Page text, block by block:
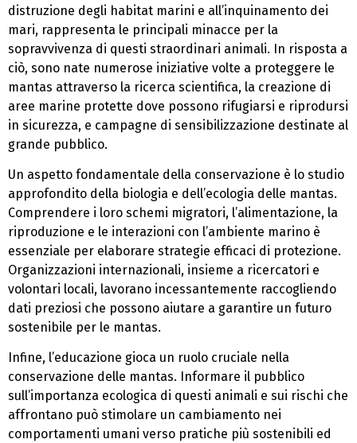
distruzione degli habitat marini e all’inquinamento dei
mari, rappresenta le principali minacce per la
sopravvivenza di questi straordinari animali. In risposta a
ciò, sono nate numerose iniziative volte a proteggere le
mantas attraverso la ricerca scientifica, la creazione di
aree marine protette dove possono rifugiarsi e riprodursi
in sicurezza, e campagne di sensibilizzazione destinate al
grande pubblico.
Un aspetto fondamentale della conservazione è lo studio
approfondito della biologia e dell’ecologia delle mantas.
Comprendere i loro schemi migratori, l’alimentazione, la
riproduzione e le interazioni con l’ambiente marino è
essenziale per elaborare strategie efficaci di protezione.
Organizzazioni internazionali, insieme a ricercatori e
volontari locali, lavorano incessantemente raccogliendo
dati preziosi che possono aiutare a garantire un futuro
sostenibile per le mantas.
Infine, l’educazione gioca un ruolo cruciale nella
conservazione delle mantas. Informare il pubblico
sull’importanza ecologica di questi animali e sui rischi che
affrontano può stimolare un cambiamento nei
comportamenti umani verso pratiche più sostenibili ed